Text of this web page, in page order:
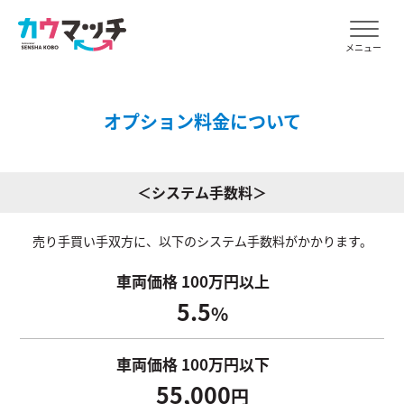
メニュー
オプション料金について
＜システム手数料＞
売り手買い手双方に、以下のシステム手数料がかかります。
車両価格 100万円以上
5.5%
車両価格 100万円以下
55,000円